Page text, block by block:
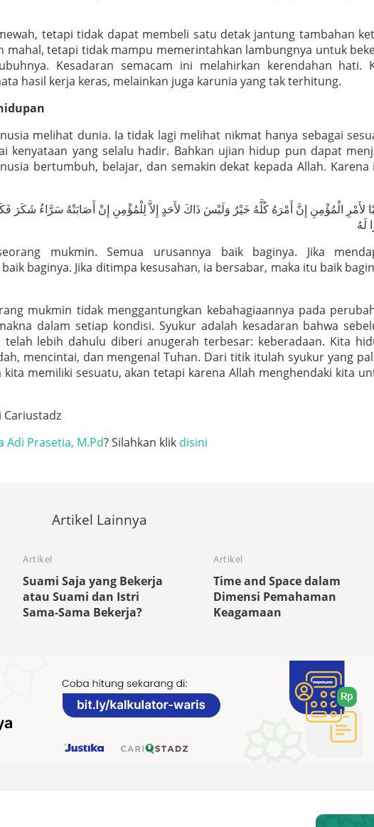
tetapi tidak dapat membeli satu detak jantung tambahan
mahal, tetapi tidak mampu memerintahkan lambungnya untuk
Kesadaran semacam ini melahirkan kerendahan hati.
hasil kerja keras, melainkan juga karunia yang tak terhitung.
melihat dunia. Ia tidak lagi melihat nikmat hanya sebagai
kenyataan yang selalu hadir. Bahkan ujian hidup pun dapat
bertumbuh, belajar, dan semakin dekat kepada Allah. Karena
لأَمْرِ الْمُؤْمِنِ إِنَّ أَمْرَهُ كُلَّهُ خَيْرٌ وَلَيْسَ ذَاكَ لأَحَدٍ إِلاَّ لِلْمُؤْمِنِ إِنْ أَصَابَتْهُ سَرَّاءُ شَكَرَ
لَهُ
mukmin. Semua urusannya baik baginya. Jika
baginya. Jika ditimpa kesusahan, ia bersabar, maka itu baik
mukmin tidak menggantungkan kebahagiaannya pada
dalam setiap kondisi. Syukur adalah kesadaran bahwa
lebih dahulu diberi anugerah terbesar: keberadaan. Kita
mencintai, dan mengenal Tuhan. Dari titik itulah syukur yang
memiliki sesuatu, akan tetapi karena Allah menghendaki kita
Cariustadz
Adi Prasetia, M.Pd? Silahkan klik disini
Artikel Lainnya
Artikel
Suami Saja yang Bekerja
atau Suami dan Istri
Sama-Sama Bekerja?
Artikel
Time and Space dalam
Dimensi Pemahaman
Keagamaan